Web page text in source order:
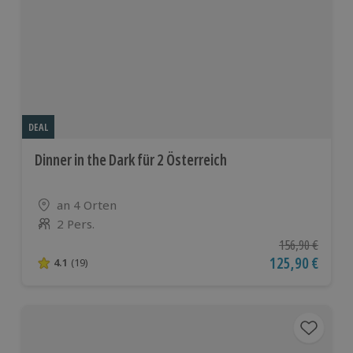
DEAL
Dinner in the Dark für 2 Österreich
Standort
an 4 Orten
Anzahl der Teilnehmer
2 Pers.
4.1 von 5 Sternen basierend auf 19 Bewertungen
4.1 (19)
Ursprünglicher
156,90 €
Aktueller Preis
125,90 €